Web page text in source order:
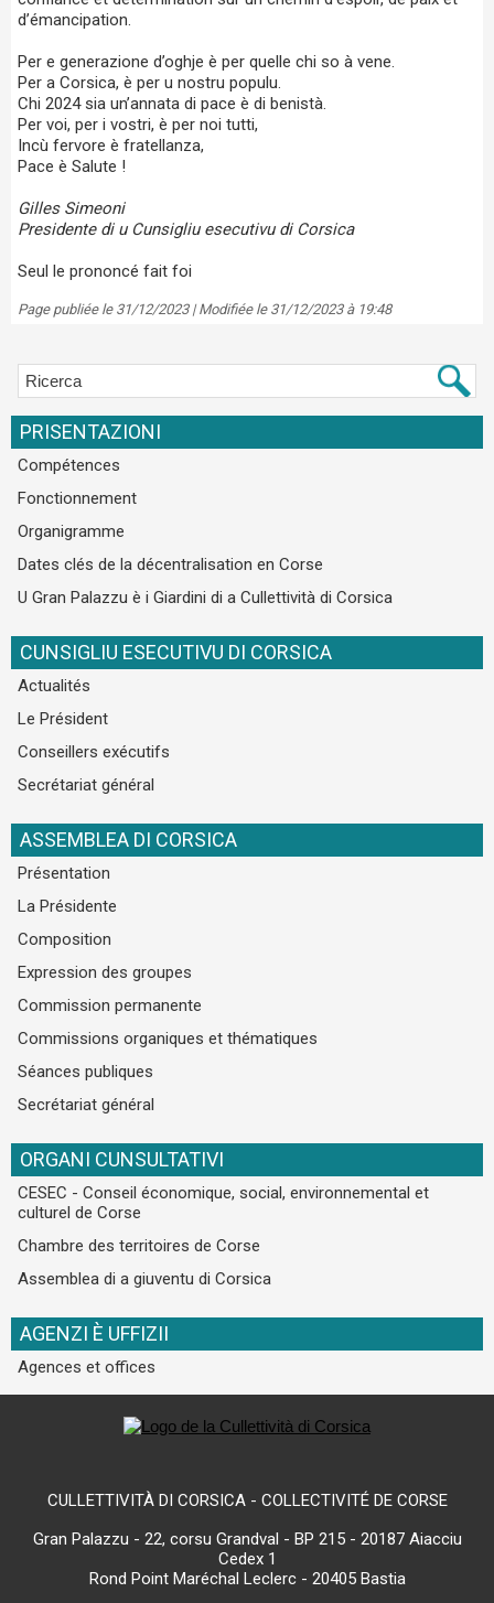
d’émancipation.
Per e generazione d’oghje è per quelle chi so à vene.
Per a Corsica, è per u nostru populu.
Chi 2024 sia un’annata di pace è di benistà.
Per voi, per i vostri, è per noi tutti,
Incù fervore è fratellanza,
Pace è Salute !
Gilles Simeoni
Presidente di u Cunsigliu esecutivu di Corsica
Seul le prononcé fait foi
Page publiée le 31/12/2023 | Modifiée le 31/12/2023 à 19:48
PRISENTAZIONI
Compétences
Fonctionnement
Organigramme
Dates clés de la décentralisation en Corse
U Gran Palazzu è i Giardini di a Cullettività di Corsica
CUNSIGLIU ESECUTIVU DI CORSICA
Actualités
Le Président
Conseillers exécutifs
Secrétariat général
ASSEMBLEA DI CORSICA
Présentation
La Présidente
Composition
Expression des groupes
Commission permanente
Commissions organiques et thématiques
Séances publiques
Secrétariat général
ORGANI CUNSULTATIVI
CESEC - Conseil économique, social, environnemental et
culturel de Corse
Chambre des territoires de Corse
Assemblea di a giuventu di Corsica
AGENZI È UFFIZII
Agences et offices
CULLETTIVITÀ DI CORSICA - COLLECTIVITÉ DE CORSE
Gran Palazzu - 22, corsu Grandval - BP 215 - 20187 Aiacciu
Cedex 1
Rond Point Maréchal Leclerc - 20405 Bastia